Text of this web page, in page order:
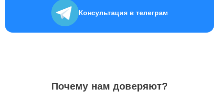
Консультация в телеграм
Почему нам доверяют?